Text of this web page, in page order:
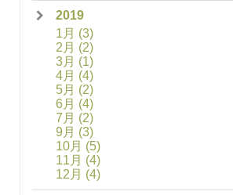
2019
1月 (3)
2月 (2)
3月 (1)
4月 (4)
5月 (2)
6月 (4)
7月 (2)
9月 (3)
10月 (5)
11月 (4)
12月 (4)